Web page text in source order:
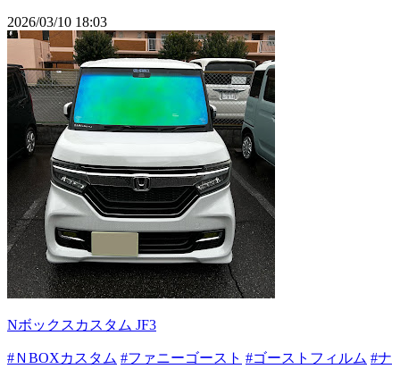
2026/03/10 18:03
Nボックスカスタム JF3
#ＮBOXカスタム #ファニーゴースト #ゴーストフィルム #ナ